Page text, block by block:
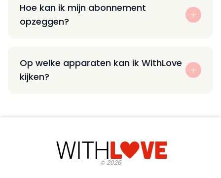
Hoe kan ik mijn abonnement
opzeggen?
Op welke apparaten kan ik WithLove
kijken?
©2026